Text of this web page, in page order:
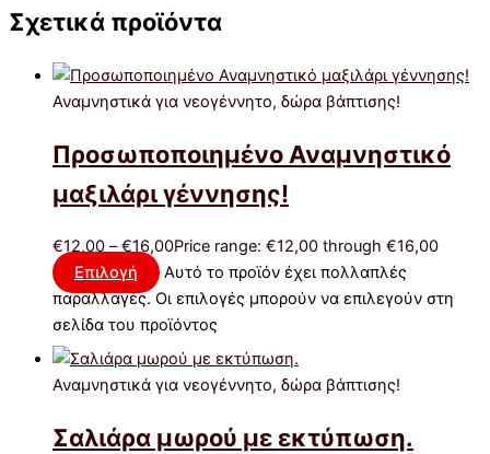
Σχετικά προϊόντα
Αναμνηστικά για νεογέννητο, δώρα βάπτισης!
Προσωποποιημένο Αναμνηστικό
μαξιλάρι γέννησης!
€12,00 – €16,00Price range: €12,00 through €16,00
Επιλογή
Αυτό το προϊόν έχει πολλαπλές
παραλλαγές. Οι επιλογές μπορούν να επιλεγούν στη
σελίδα του προϊόντος
Αναμνηστικά για νεογέννητο, δώρα βάπτισης!
Σαλιάρα μωρού με εκτύπωση.